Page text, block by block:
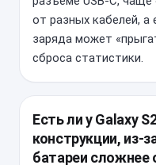
от разных кабелей,
заряда может
сброса статистики.
Есть ли у Galaxy
конструкции, из-
батареи сложнее